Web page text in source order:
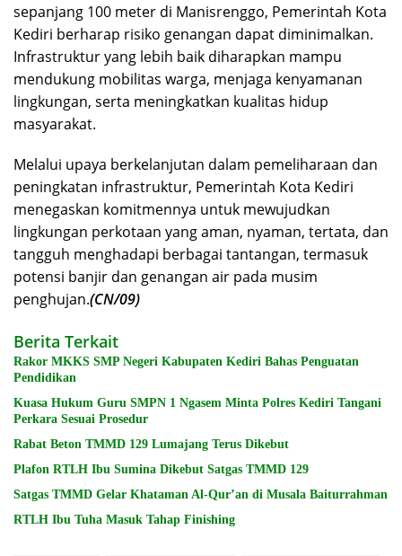
sepanjang 100 meter di Manisrenggo, Pemerintah Kota
Kediri berharap risiko genangan dapat diminimalkan.
Infrastruktur yang lebih baik diharapkan mampu
mendukung mobilitas warga, menjaga kenyamanan
lingkungan, serta meningkatkan kualitas hidup
masyarakat.
Melalui upaya berkelanjutan dalam pemeliharaan dan
peningkatan infrastruktur, Pemerintah Kota Kediri
menegaskan komitmennya untuk mewujudkan
lingkungan perkotaan yang aman, nyaman, tertata, dan
tangguh menghadapi berbagai tantangan, termasuk
potensi banjir dan genangan air pada musim
penghujan.(CN/09)
Berita Terkait
Rakor MKKS SMP Negeri Kabupaten Kediri Bahas Penguatan
Pendidikan
Kuasa Hukum Guru SMPN 1 Ngasem Minta Polres Kediri Tangani
Perkara Sesuai Prosedur
Rabat Beton TMMD 129 Lumajang Terus Dikebut
Plafon RTLH Ibu Sumina Dikebut Satgas TMMD 129
Satgas TMMD Gelar Khataman Al-Qur’an di Musala Baiturrahman
RTLH Ibu Tuha Masuk Tahap Finishing